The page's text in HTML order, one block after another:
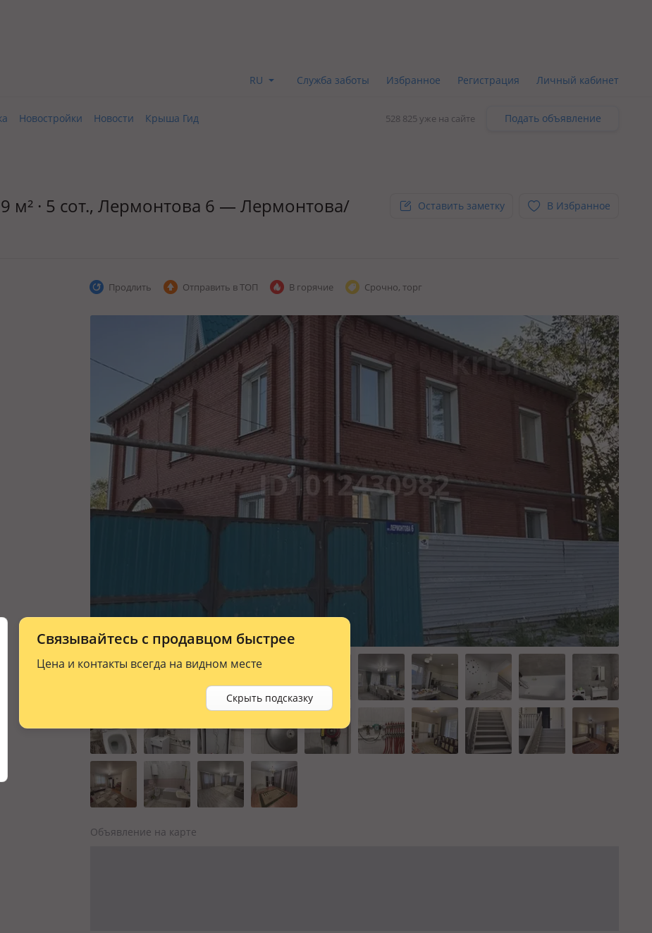
RU Служба заботы Избранное Регистрация Личный кабинет
Новостройки Новости Крыша Гид 528 825 уже на сайте Подать объявление
м² · 5 сот., Лермонтова 6 — Лермонтова/
Оставить заметку В Избранное
Связывайтесь с продавцом быстрее
Цена и контакты всегда на видном месте
Скрыть подсказку
Продлить Отправить в ТОП В горячие Срочно, торг
Объявление на карте